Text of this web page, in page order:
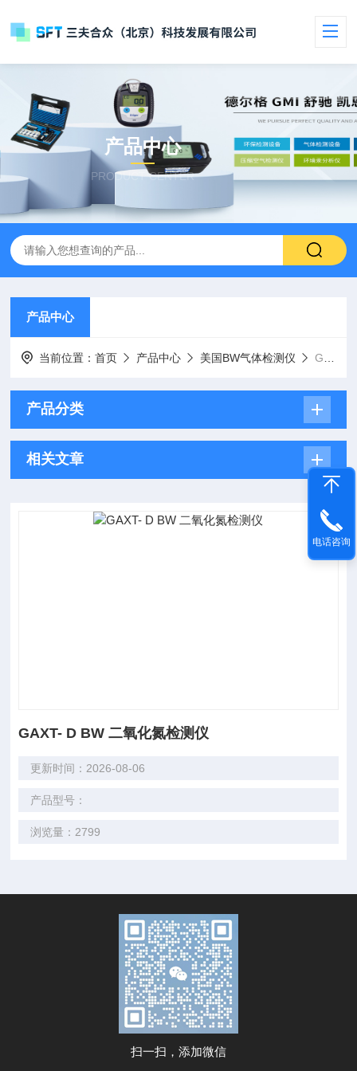
产品中心
PRODUCT CENTER
产品中心
当前位置：首页 产品中心 美国BW气体检测仪 GAXT-D 二氧化氮检测仪
产品分类
相关文章
GAXT- D BW 二氧化氮检测仪
更新时间：2026-08-06
产品型号：
浏览量：2799
扫一扫，添加微信
电话咨询